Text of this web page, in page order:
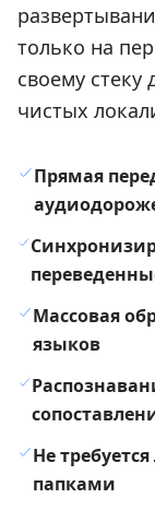
только на
своему
чистых
Прямая
Массовая
языков
Не
папками